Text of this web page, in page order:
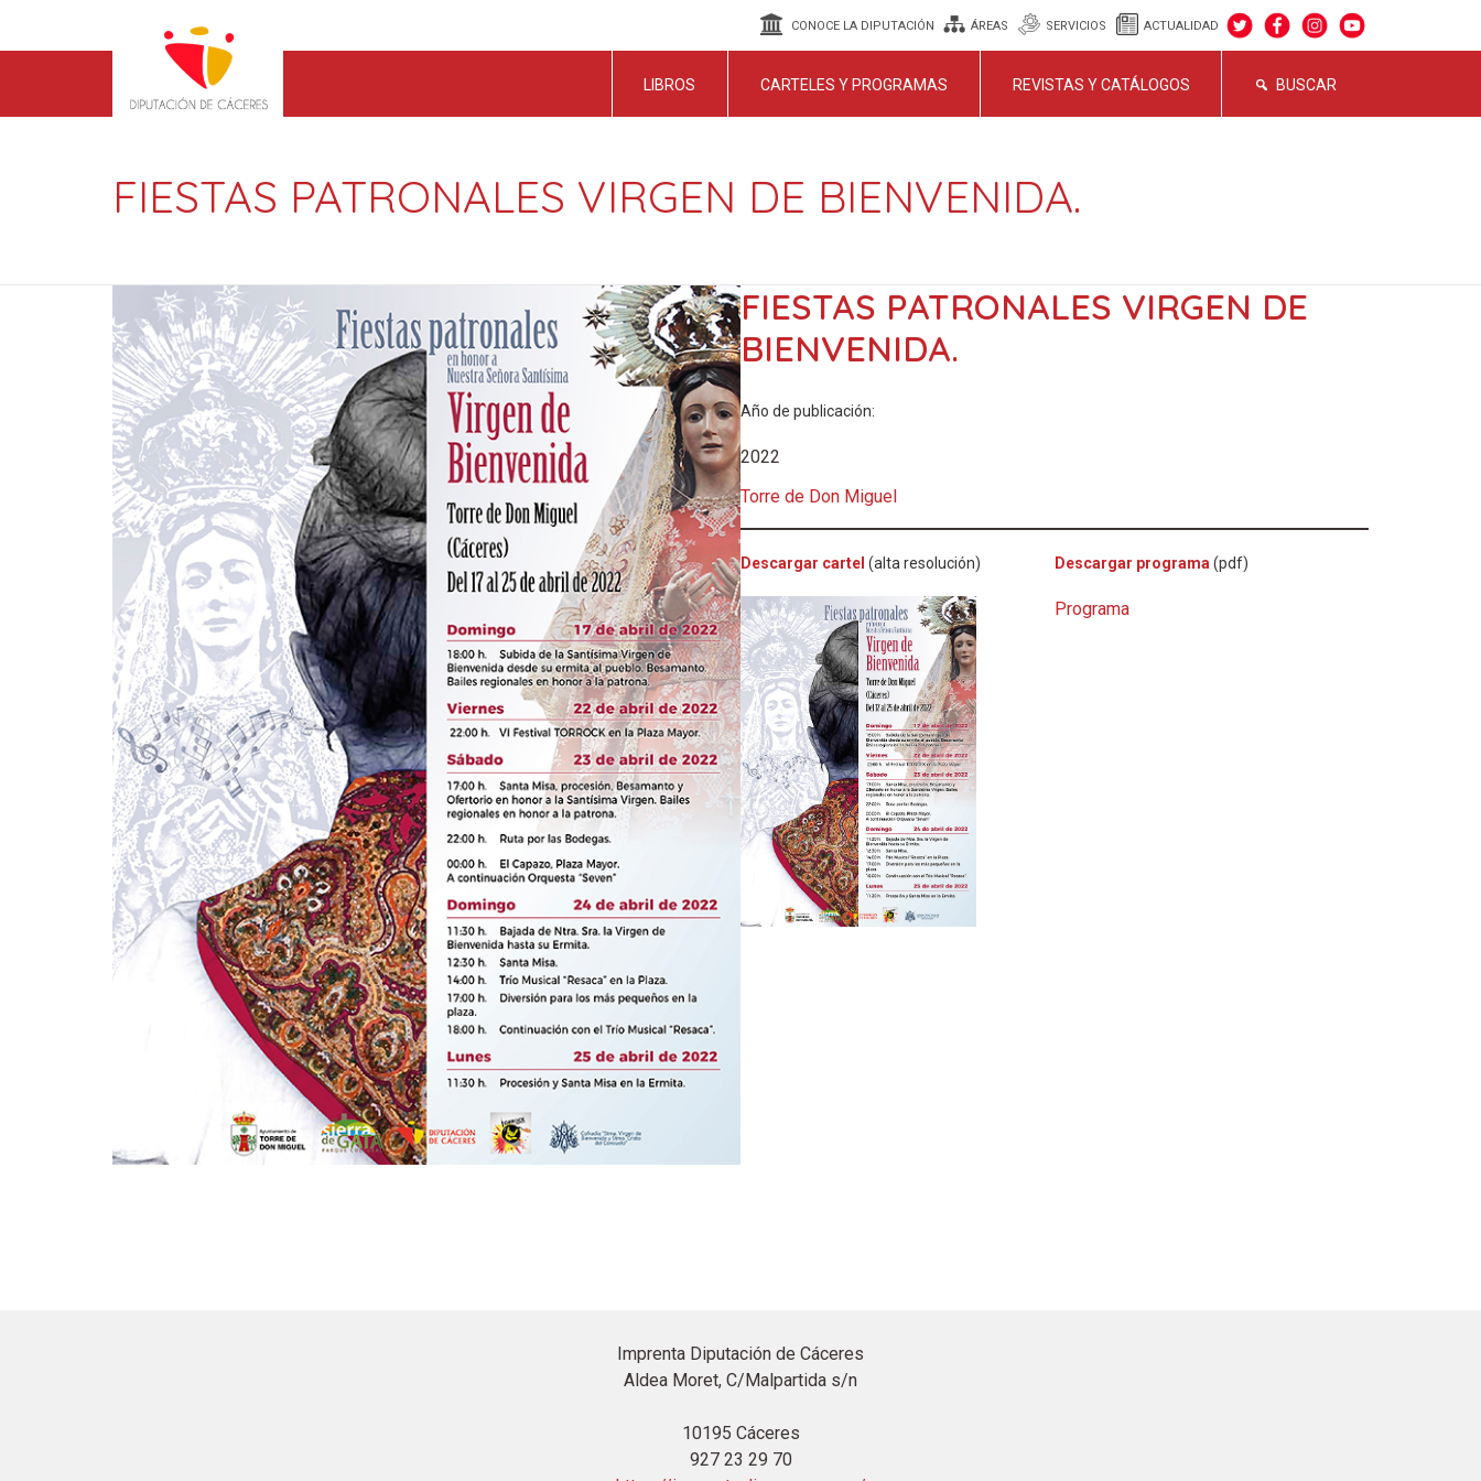
CONOCE LA DIPUTACIÓN ÁREAS SERVICIOS ACTUALIDAD
LIBROS CARTELES Y PROGRAMAS REVISTAS Y CATÁLOGOS BUSCAR
FIESTAS PATRONALES VIRGEN DE BIENVENIDA.
FIESTAS PATRONALES VIRGEN DE
BIENVENIDA.
Año de publicación:
2022
Torre de Don Miguel
Descargar cartel (alta resolución) Descargar programa (pdf)
Programa
Imprenta Diputación de Cáceres
Aldea Moret, C/Malpartida s/n
10195 Cáceres
927 23 29 70